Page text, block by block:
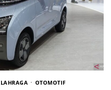
OTOMOTIF